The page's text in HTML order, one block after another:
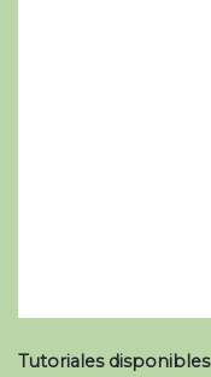
Tutoriales disponibles